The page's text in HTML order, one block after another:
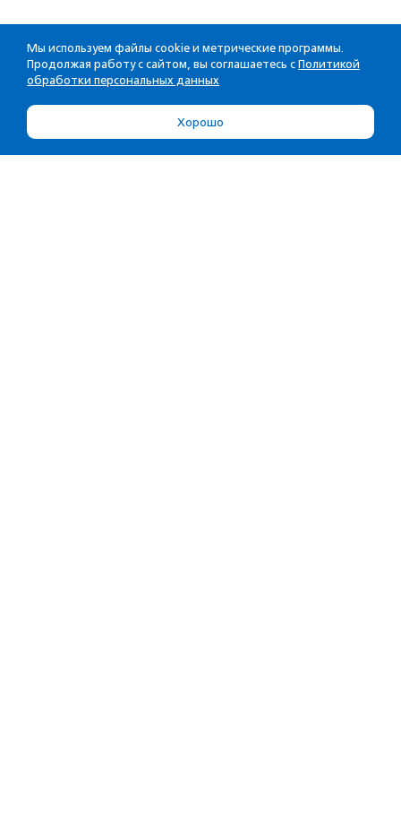
Мы используем файлы cookie и метрические программы.
Продолжая работу с сайтом, вы соглашаетесь с Политикой
обработки персональных данных
Хорошо